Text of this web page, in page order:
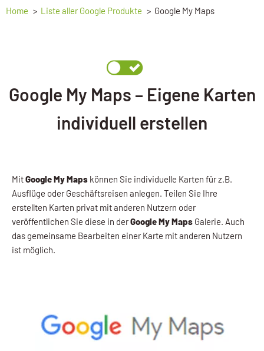
Home Liste aller Google Produkte Google My Maps
Google My Maps – Eigene Karten
individuell erstellen
MitGoogle My Maps können Sie individuelle Karten für z.B.
Ausflüge oder Geschäftsreisen anlegen. Teilen Sie Ihre
erstellten Karten privat mit anderen Nutzern oder
veröffentlichen Sie diese in derGoogle My Maps Galerie. Auch
das gemeinsame Bearbeiten einer Karte mit anderen Nutzern
ist möglich.